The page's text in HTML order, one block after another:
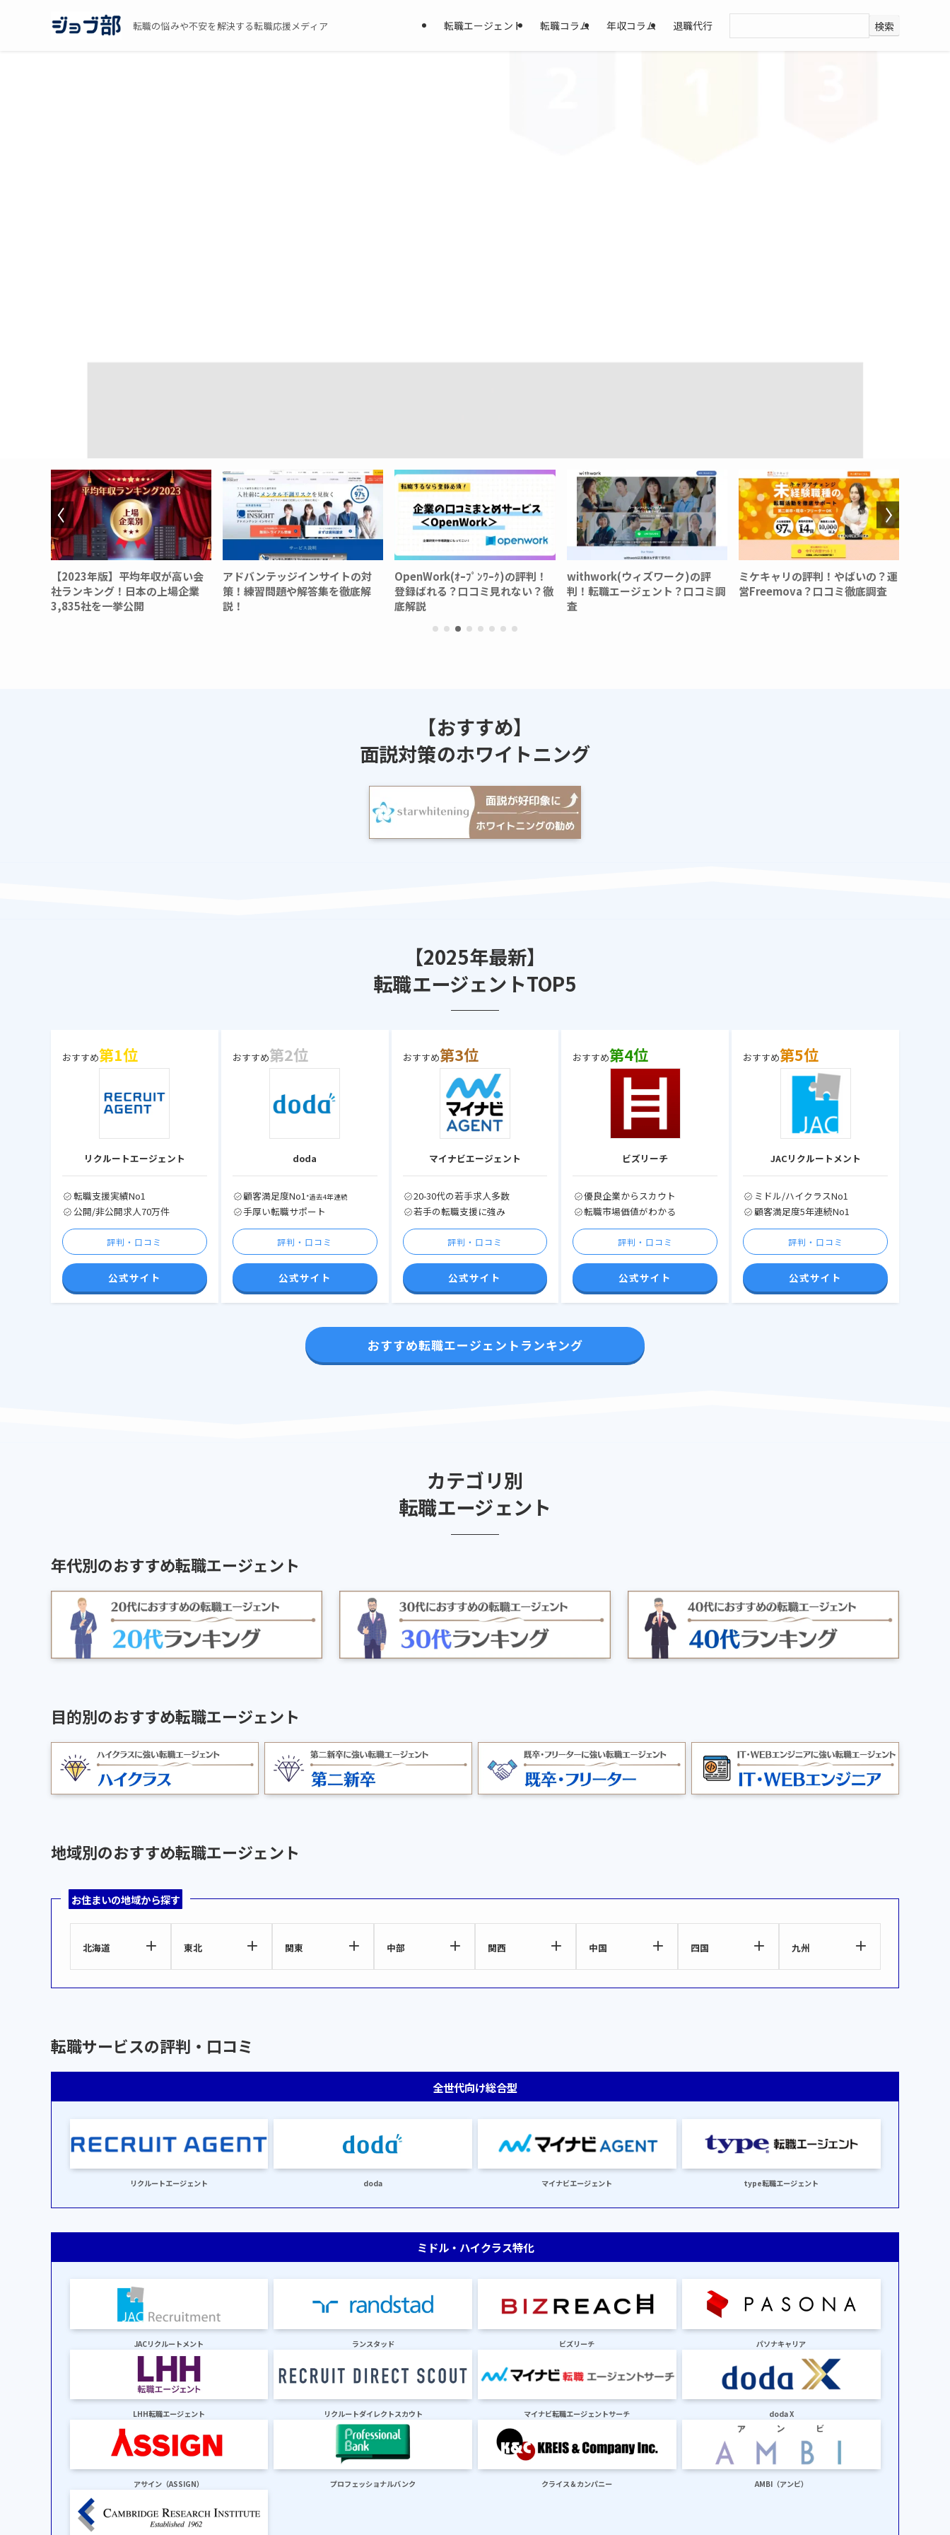
転職の悩みや不安を解決する転職応援メディア 転職エージェント 転職コラム 年収コラム 退職代行 検索
アドバンテッジインサイトの対
策！練習問題や解答集を徹底解
説！
OpenWork(ｵｰﾌﾟﾝﾜｰｸ)の評判！
登録ばれる？口コミ見れない？徹
withwork(ウィズワーク)の評
判！転職エージェント？口コミ調
査
ミケキャリの評判！やばいの？運
営Freemova？口コミ徹底調査
平均年収が「おかしいな？」とい
う疑問を解消！平均値と中央値の
【おすすめ】
面説対策のホワイトニング
【2025年最新】
転職エージェントTOP5
おすすめ第1位
リクルートエージェント
転職支援実績No1
公開/非公開求人70万件
評判・口コミ
公式サイト
おすすめ第2位
doda
顧客満足度No1*過去4年連続
手厚い転職サポート
評判・口コミ
公式サイト
おすすめ第3位
マイナビエージェント
20-30代の若手求人多数
若手の転職支援に強み
評判・口コミ
公式サイト
おすすめ第4位
ビズリーチ
優良企業からスカウト
転職市場価値がわかる
評判・口コミ
公式サイト
おすすめ第5位
JACリクルートメント
ミドル/ハイクラスNo1
顧客満足度5年連続No1
評判・口コミ
公式サイト
おすすめ転職エージェントランキング
カテゴリ別
転職エージェント
年代別のおすすめ転職エージェント
目的別のおすすめ転職エージェント
地域別のおすすめ転職エージェント
お住まいの地域から探す
北海道 東北 関東 中部 関西 中国 四国 九州
転職サービスの評判・口コミ
全世代向け総合型
リクルートエージェント doda マイナビエージェント type転職エージェント
ミドル・ハイクラス特化
JACリクルートメント ランスタッド ビズリーチ パソナキャリア
LHH転職エージェント リクルートダイレクトスカウト マイナビ転職エージェントサーチ doda X
アサイン（ASSIGN） プロフェッショナルバンク クライス＆カンパニー AMBI（アンビ）